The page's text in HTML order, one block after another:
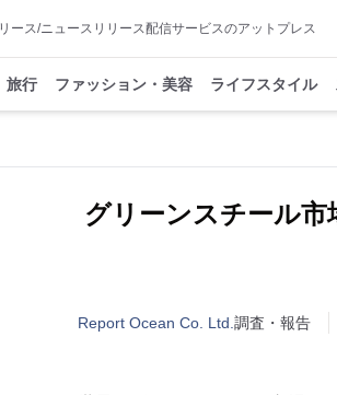
ース/ニュースリリース配信サービスのアットプレス
旅行 ファッション・美容 ライフスタイル
グリーンスチール市
Report Ocean Co. Ltd. 調査・報告